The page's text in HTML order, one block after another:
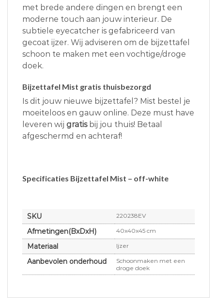
met brede andere dingen en brengt een
moderne touch aan jouw interieur. De
subtiele eyecatcher is gefabriceerd van
gecoat ijzer. Wij adviseren om de bijzettafel
schoon te maken met een vochtige/droge
doek.
Bijzettafel Mist gratis thuisbezorgd
Is dit jouw nieuwe bijzettafel? Mist bestel je
moeiteloos en gauw online. Deze must have
leveren wij gratis bij jou thuis! Betaal
afgeschermd en achteraf!
Specificaties Bijzettafel Mist – off-white
SKU 220238EV
Afmetingen(BxDxH) 40x40x45 cm
Materiaal Ijzer
Aanbevolen onderhoud
Schoonmaken met een
droge doek